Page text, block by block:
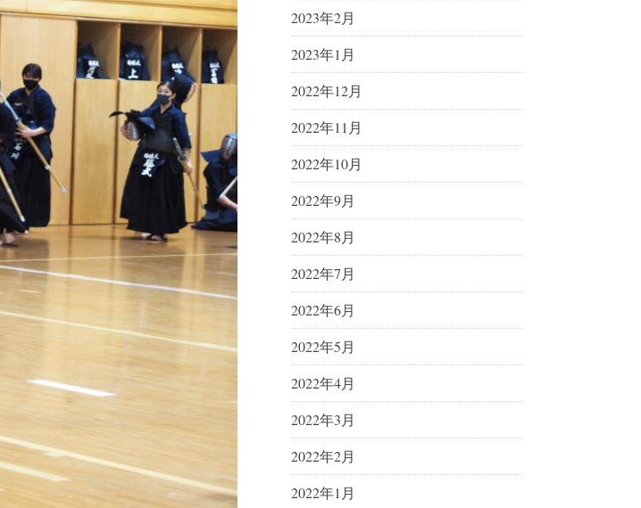
2023年2月
2023年1月
2022年12月
2022年11月
2022年10月
2022年9月
2022年8月
2022年7月
2022年6月
2022年5月
2022年4月
2022年3月
2022年2月
2022年1月